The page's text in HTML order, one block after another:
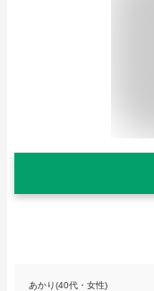
あかり(40代・女性)